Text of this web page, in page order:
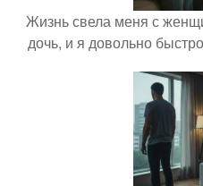
Жизнь свела меня с
дочь, и я довольно